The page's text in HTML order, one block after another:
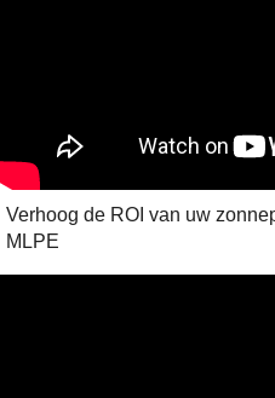
Verhoog de ROI van uw
MLPE